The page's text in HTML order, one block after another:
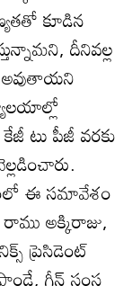
కూడిన
దీనివల్ల
అవుతాయని
టు పీజీ వరకు
ఈ సమావేశం
అక్కిరాజు,
ప్రెసిడెంట్‌
గ్లీన్‌ సంస్థ